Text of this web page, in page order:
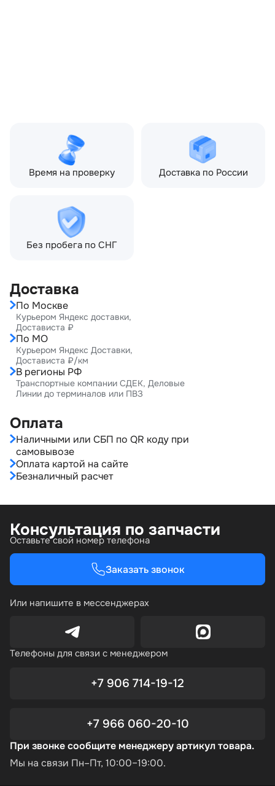
Время на проверку Доставка по России
Без пробега по СНГ
Доставка
По Москве
Курьером Яндекс доставки,
Достависта ₽
По МО
Курьером Яндекс Доставки,
Достависта ₽/км
В регионы РФ
Транспортные компании СДЕК, Деловые
Линии до терминалов или ПВЗ
Оплата
Наличными или СБП по QR коду при
самовывозе
Оплата картой на сайте
Безналичный расчет
Консультация по запчасти
Оставьте свой номер телефона
Заказать звонок
Или напишите в мессенджерах
Телефоны для связи с менеджером
+7 906 714-19-12
+7 966 060-20-10
При звонке сообщите менеджеру артикул товара.
Мы на связи Пн–Пт, 10:00–19:00.